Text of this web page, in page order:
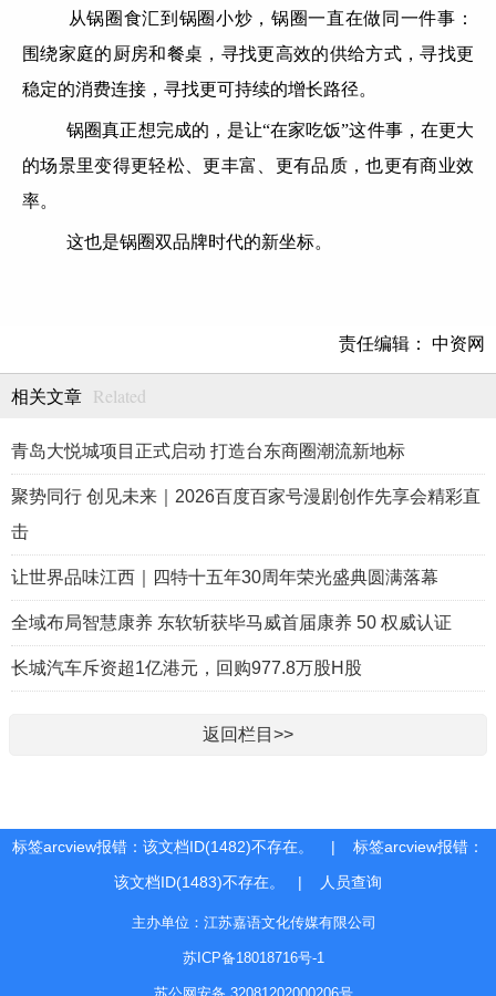
从锅圈食汇到锅圈小炒，锅圈一直在做同一件事：
围绕家庭的厨房和餐桌，寻找更高效的供给方式，寻找更
稳定的消费连接，寻找更可持续的增长路径。
锅圈真正想完成的，是让“在家吃饭”这件事，在更大
的场景里变得更轻松、更丰富、更有品质，也更有商业效
率。
这也是锅圈双品牌时代的新坐标。
责任编辑： 中资网
相关文章 Related
青岛大悦城项目正式启动 打造台东商圈潮流新地标
聚势同行 创见未来｜2026百度百家号漫剧创作先享会精彩直
击
让世界品味江西｜四特十五年30周年荣光盛典圆满落幕
全域布局智慧康养 东软斩获毕马威首届康养 50 权威认证
长城汽车斥资超1亿港元，回购977.8万股H股
返回栏目>>
标签arcview报错：该文档ID(1482)不存在。 | 标签arcview报错：
该文档ID(1483)不存在。 |
人员查询
主办单位：江苏嘉语文化传媒有限公司
苏ICP备18018716号-1